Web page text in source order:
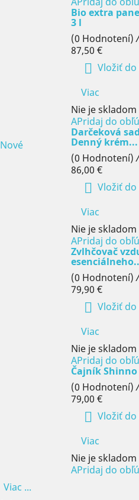
Bio extra
3 l
(0 Hodnotení) /
87,50 €
 Vložiť do
Viac
Nie je skladom
APridaj do
Nové
Darčeková
Denný krém...
(0 Hodnotení) /
86,00 €
 Vložiť do
Viac
Nie je skladom
APridaj do
Zvlhčovač
(0 Hodnotení) /
79,90 €
 Vložiť do
Viac
Nie je skladom
APridaj do
Čajník Shinno
(0 Hodnotení) /
79,00 €
 Vložiť do
Viac
Nie je skladom
APridaj do
Viac ...